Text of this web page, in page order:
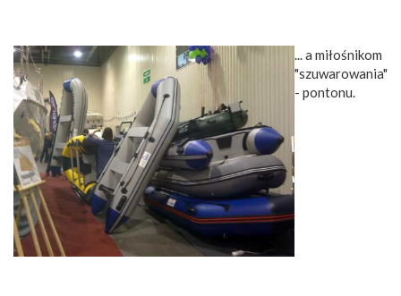
... a miłośnikom
"szuwarowania"
- pontonu.